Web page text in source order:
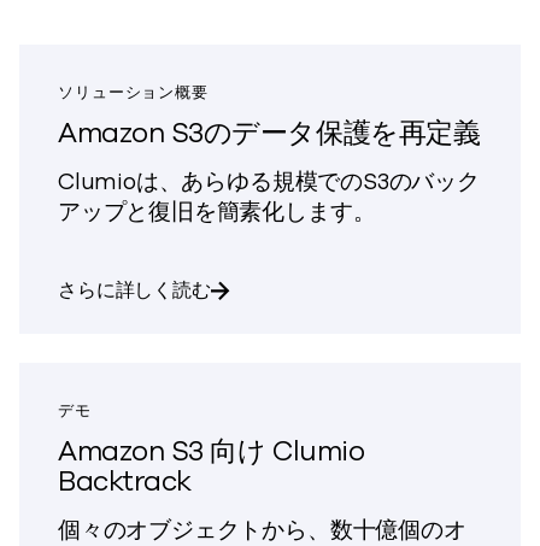
ソリューション概要
Amazon S3のデータ保護を再定義
Clumioは、あらゆる規模でのS3のバック
アップと復旧を簡素化します。
Amazon S3のデータ保護の再定義について、
さらに詳しく読む
デモ
Amazon S3 向け Clumio
Backtrack
個々のオブジェクトから、数十億個のオ